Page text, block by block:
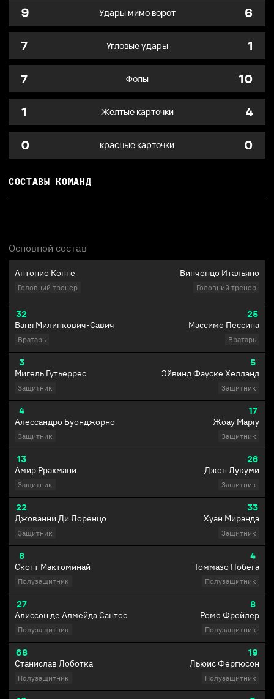
9
Удары мимо ворот
6
7
Угловые удары
1
7
Фолы
10
1
Желтые карточки
4
0
красные карточки 0
СОСТАВЫ КОМАНД
Основной состав
Антонио Конте
Головний тренер
32
Ваня Милинкович-Савич
Вратарь
3
Мигель Гутьеррес
Защитник
4
Алессандро Буонджорно
Защитник
13
Амир Ррахмани
Защитник
22
Джованни Ди Лоренцо
Защитник
8
Скотт Мактоминай
Полузащитник
27
Алиссон де Алмейда Сантос
Полузащитник
68
Станислав Лоботка
Полузащитник
Винченцо Итальяно
Головний тренер
25
Массимо Пессина
Вратарь
5
Эйвинд Фауске Хелланд
Защитник
17
Жоау Маріу
Защитник
26
Джон Лукуми
Защитник
33
Хуан Миранда
Защитник
4
Томмазо Побега
Полузащитник
8
Ремо Фройлер
Полузащитник
19
Льюис Фергюсон
Полузащитник